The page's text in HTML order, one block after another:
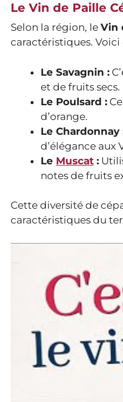
Le Vin de Paille
Selon la région, le Vin
caractéristiques.
Le Savagnin :
et de fruits secs.
Le Poulsard :
d’orange.
Le Chardonnay
d’élégance aux
Le Muscat :
notes de fruits
Cette diversité de
caractéristiques du